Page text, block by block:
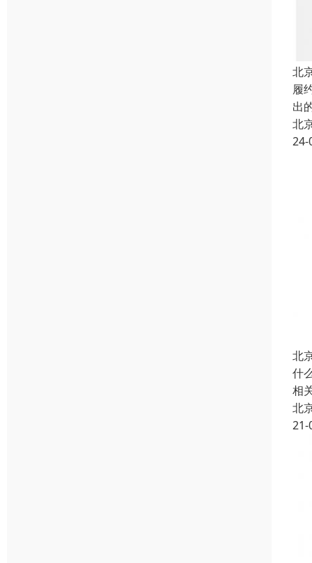
北
履
出
北
24-
北
什
相
北
21-